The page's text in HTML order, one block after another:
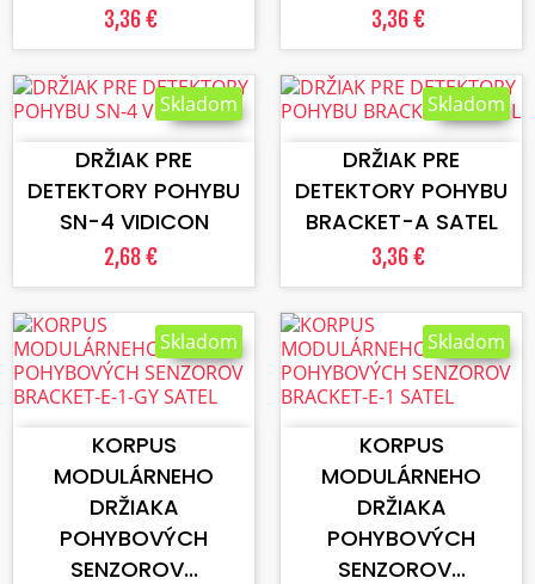
3,36 € 3,36 €
VLOŽIŤ DO KOŠÍKA
DRŽIAK PRE
DETEKTORY POHYBU
SN-4 VIDICON
2,68 €
Skladom VLOŽIŤ DO KOŠÍKA
DRŽIAK PRE
DETEKTORY POHYBU
BRACKET-A SATEL
3,36 €
Skladom
VLOŽIŤ DO KOŠÍKA
KORPUS
MODULÁRNEHO
DRŽIAKA
POHYBOVÝCH
SENZOROV...
Skladom
VLOŽIŤ DO KOŠÍKA
KORPUS
MODULÁRNEHO
DRŽIAKA
POHYBOVÝCH
SENZOROV...
Skladom